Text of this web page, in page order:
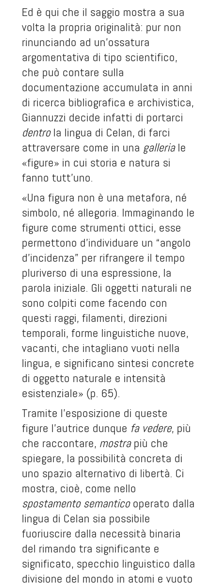
Ed è qui che il saggio mostra a sua
volta la propria originalità: pur non
rinunciando ad un’ossatura
argomentativa di tipo scientifico,
che può contare sulla
documentazione accumulata in anni
di ricerca bibliografica e archivistica,
Giannuzzi decide infatti di portarci
dentrola lingua di Celan, di farci
attraversare come in una galleriale
«figure» in cui storia e natura si
fanno tutt’uno.
«Una figura non è una metafora, né
simbolo, né allegoria. Immaginando le
figure come strumenti ottici, esse
permettono d’individuare un “angolo
d’incidenza” per rifrangere il tempo
pluriverso di una espressione, la
parola iniziale. Gli oggetti naturali ne
sono colpiti come facendo con
questi raggi, filamenti, direzioni
temporali, forme linguistiche nuove,
vacanti, che intagliano vuoti nella
lingua, e significano sintesi concrete
di oggetto naturale e intensità
esistenziale» (p. 65).
Tramite l’esposizione di queste
figure l’autrice dunque fa vedere, più
che raccontare, mostrapiù che
spiegare, la possibilità concreta di
uno spazio alternativo di libertà. Ci
mostra, cioè, come nello
spostamento semanticooperato dalla
lingua di Celan sia possibile
fuoriuscire dalla necessità binaria
del rimando tra significante e
significato, specchio linguistico dalla
divisione del mondo in atomi e vuoto